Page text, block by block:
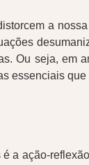
a
Ou seja, em
essenciais
a ação-